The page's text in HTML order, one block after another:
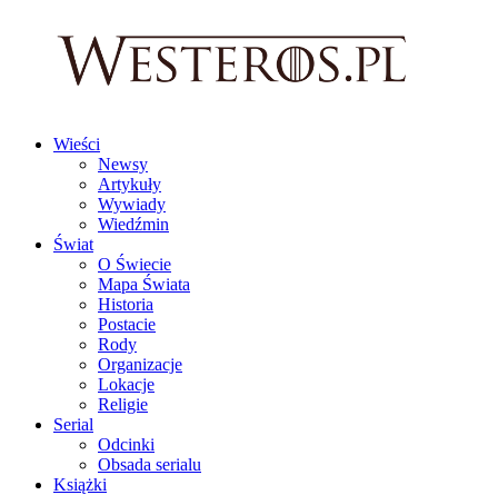
Wieści
Newsy
Artykuły
Wywiady
Wiedźmin
Świat
O Świecie
Mapa Świata
Historia
Postacie
Rody
Organizacje
Lokacje
Religie
Serial
Odcinki
Obsada serialu
Książki